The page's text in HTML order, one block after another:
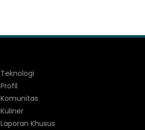
Teknologi
Profil
Komunitas
Kuliner
Laporan Khusus